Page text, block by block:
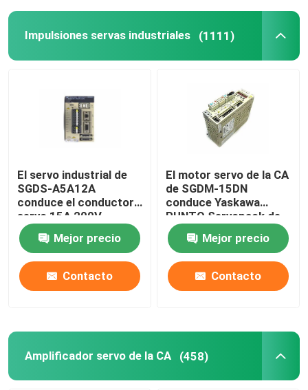
Impulsiones servas industriales (1111)
El servo industrial de
SGDS-A5A12A
conduce el conductor
servo 15A 200V
3000W de Yaskawa
Mejor precio
Contacto
El motor servo de la CA
de SGDM-15DN
conduce Yaskawa
PUNTO Servopack de
0,5 amperios 32
Mejor precio
Contacto
Amplificador servo de la CA (458)